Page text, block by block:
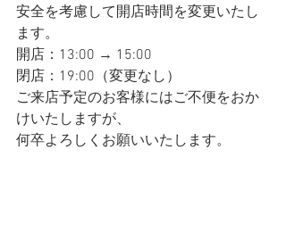
安全を考慮して開店時間を変更いたし
ます。
開店：13:00 → 15:00
閉店：19:00（変更なし）
ご来店予定のお客様にはご不便をおか
けいたしますが、
何卒よろしくお願いいたします。